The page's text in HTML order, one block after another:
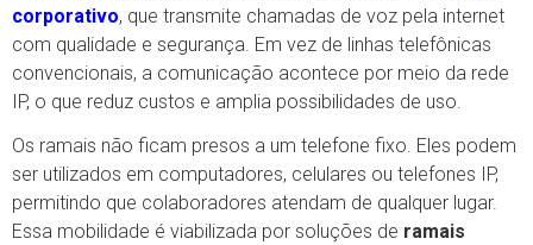
corporativo, que transmite chamadas de voz pela internet
com qualidade e segurança. Em vez de linhas telefônicas
convencionais, a comunicação acontece por meio da rede
IP, o que reduz custos e amplia possibilidades de uso.
Os ramais não ficam presos a um telefone fixo. Eles podem
ser utilizados em computadores, celulares ou telefones IP,
permitindo que colaboradores atendam de qualquer lugar.
Essa mobilidade é viabilizada por soluções de ramais